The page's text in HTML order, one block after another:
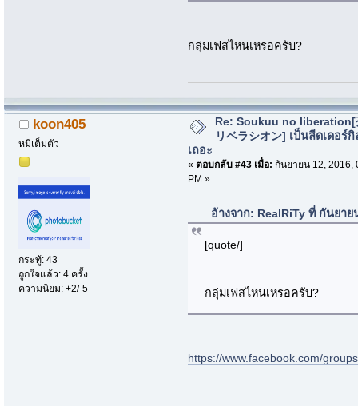
กลุ่มเฟสไหนเหรอครับ?
koon405
หมีเต็มตัว
กระทู้: 43
ถูกใจแล้ว: 4 ครั้ง
ความนิยม: +2/-5
Re: Soukuu no liberation[
リベラシオン] เป็นลีดเดอร์
เถอะ
« ตอบกลับ #43 เมื่อ: กันยายน 12, 2016,
PM »
อ้างจาก: RealRiTy ที่ กันยาย
[quote/]
กลุ่มเฟสไหนเหรอครับ?
https://www.facebook.com/